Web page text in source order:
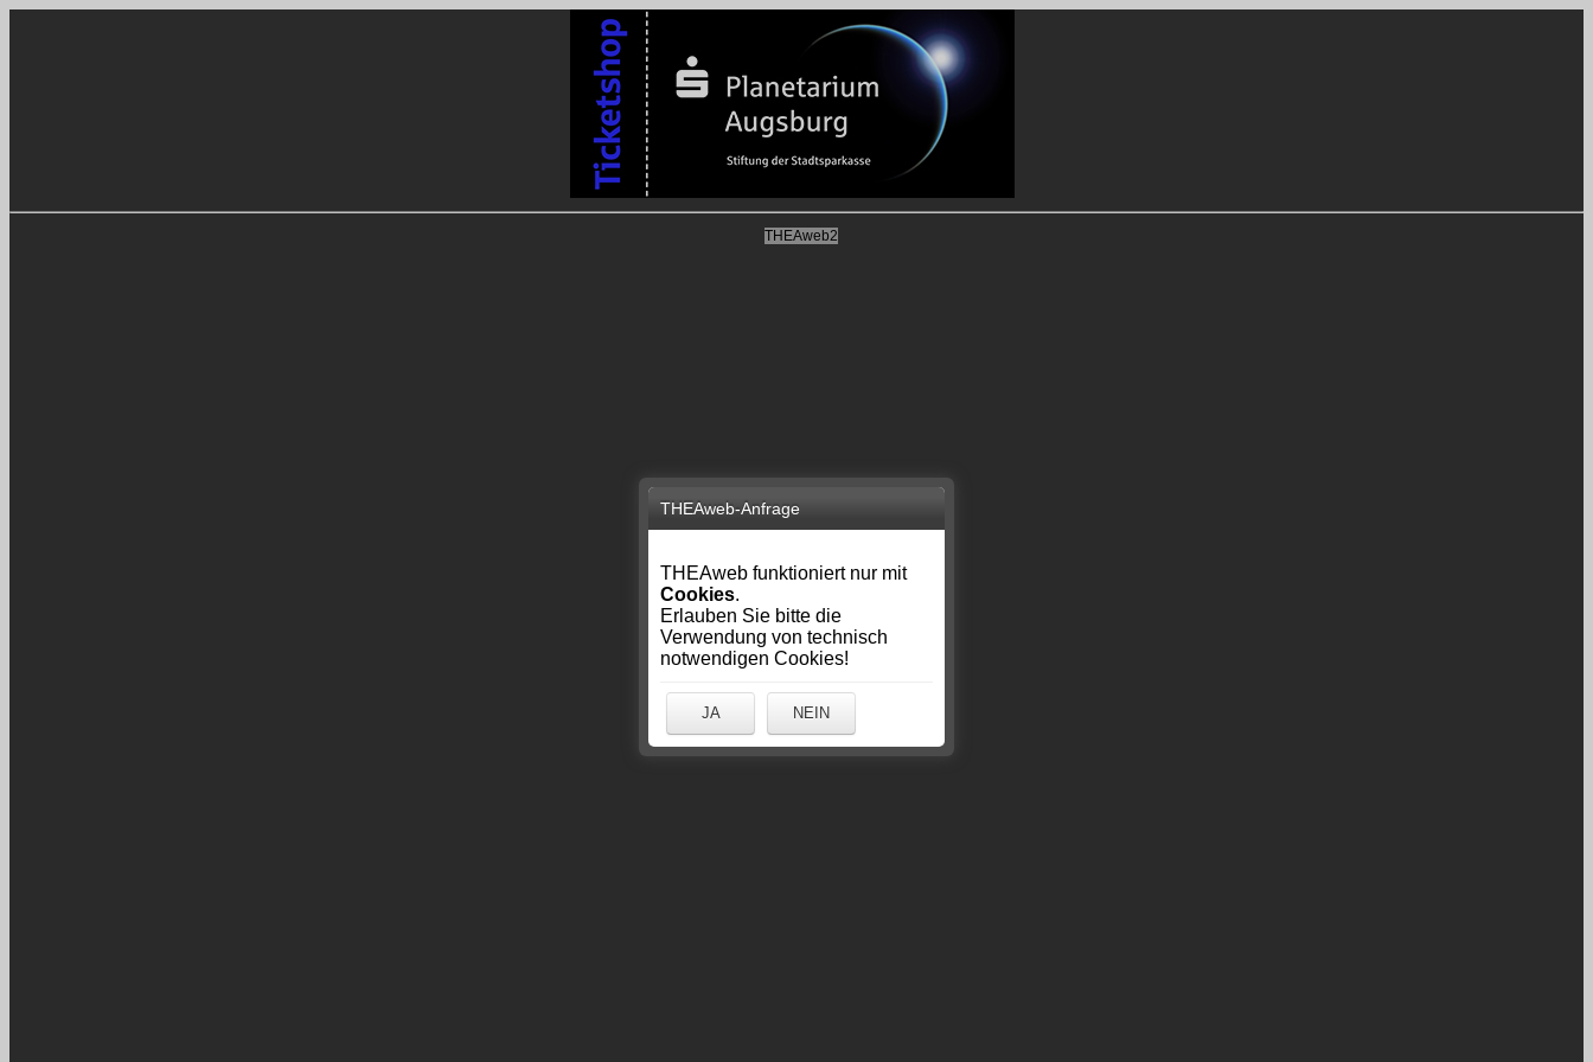
THEAweb2
THEAweb-Anfrage
THEAweb funktioniert nur mit
Cookies.
Erlauben Sie bitte die
Verwendung von technisch
notwendigen Cookies!
JA NEIN